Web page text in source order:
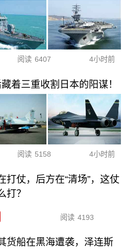
阅读 6407 4小时前
着三重收割日本的阳谋！
阅读 5158 4小时前
打仗，后方在“清场”，这仗
打？
阅读 4193
货船在黑海遭袭，泽连斯